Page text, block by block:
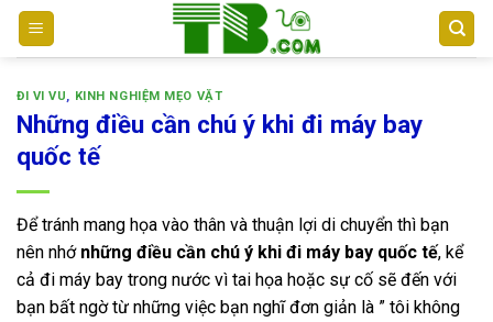
Bỏ
qua
dungĐI VI VU, KINH NGHIỆM MẸO VẶT
Những điều cần chú ý khi đi máy bay
quốc tế
Để tránh mang họa vào thân và thuận lợi di chuyển thì bạn
nên nhớ những điều cần chú ý khi đi máy bay quốc tế, kể
cả đi máy bay trong nước vì tai họa hoặc sự cố sẽ đến với
bạn bất ngờ từ những việc bạn nghĩ đơn giản là ” tôi không